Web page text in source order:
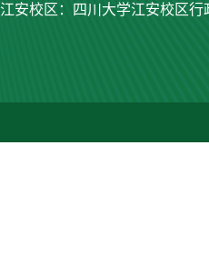
江安校区：四川大学江安校区行